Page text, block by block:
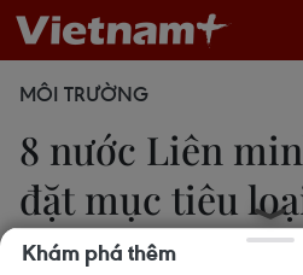
MÔI TRƯỜNG
​8 nước Liên
đặt mục tiêu
điện
Khám phá thêm